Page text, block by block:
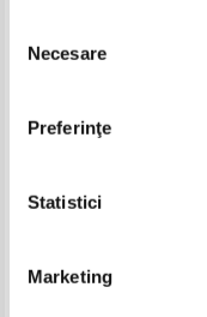
consimțământului
Necesare
Preferinţe
Statistici
Marketing
Monica Patriciu - Portrete
Adaugă în coș